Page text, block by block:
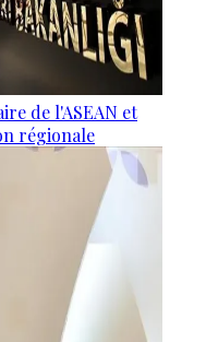
de l'ASEAN et
régionale